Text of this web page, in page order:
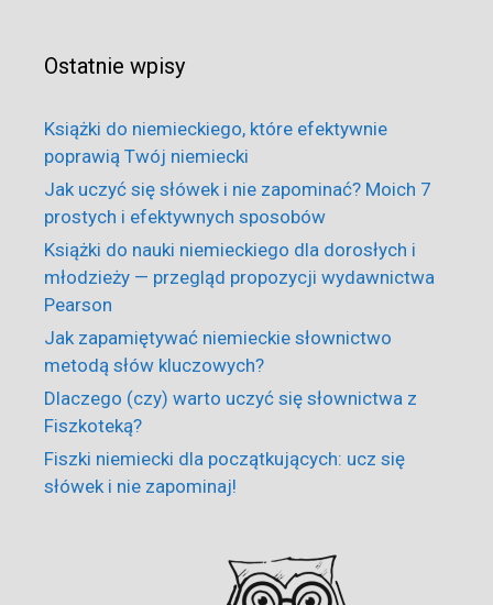
Ostatnie wpisy
Książki do niemieckiego, które efektywnie
poprawią Twój niemiecki
Jak uczyć się słówek i nie zapominać? Moich 7
prostych i efektywnych sposobów
Książki do nauki niemieckiego dla dorosłych i
młodzieży — przegląd propozycji wydawnictwa
Pearson
Jak zapamiętywać niemieckie słownictwo
metodą słów kluczowych?
Dlaczego (czy) warto uczyć się słownictwa z
Fiszkoteką?
Fiszki niemiecki dla początkujących: ucz się
słówek i nie zapominaj!